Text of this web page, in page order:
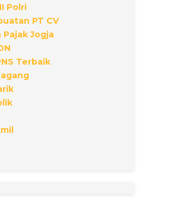
Polri
PT CV
Jogja
Terbaik